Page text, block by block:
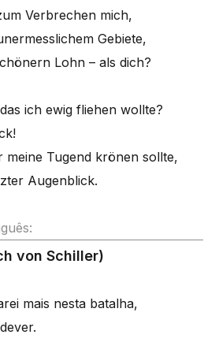
Verbrechen mich,
Gebiete,
Lohn – als dich?
ich ewig fliehen wollte?
meine Tugend krönen sollte,
Augenblick.
von Schiller)
mais nesta batalha,